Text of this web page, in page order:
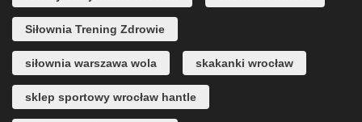
Siłownia Trening Zdrowie
siłownia warszawa wola skakanki wrocław
sklep sportowy wrocław hantle